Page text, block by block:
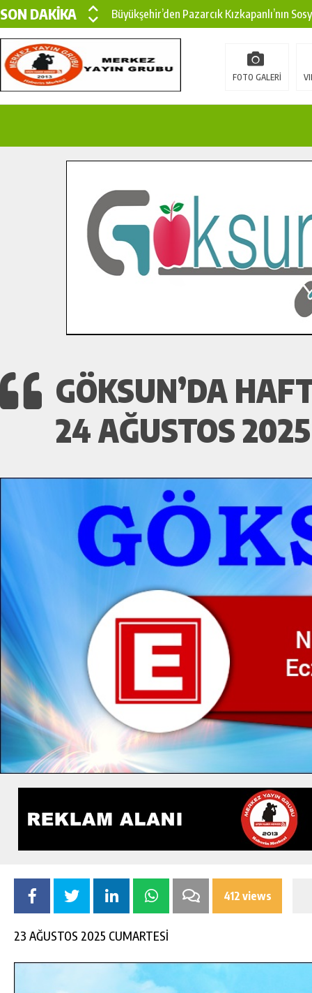
SON DAKİKA
Büyükşehir’den Pazarcık Kızkapanlı’nın
Büyükşehir’den Pazarcık Kırsalına Modern
Çin’den KSÜ’ye Uluslararası Başarı:
İlçe Jandarma Komutanı Karakaya’dan
Bertiz’in Yeni Köprüsünde Sona Doğru.
FOTO GALERİ
GÖKSUN’DA
24 AĞUSTOS 2025
412 views
23 AĞUSTOS 2025 CUMARTESİ